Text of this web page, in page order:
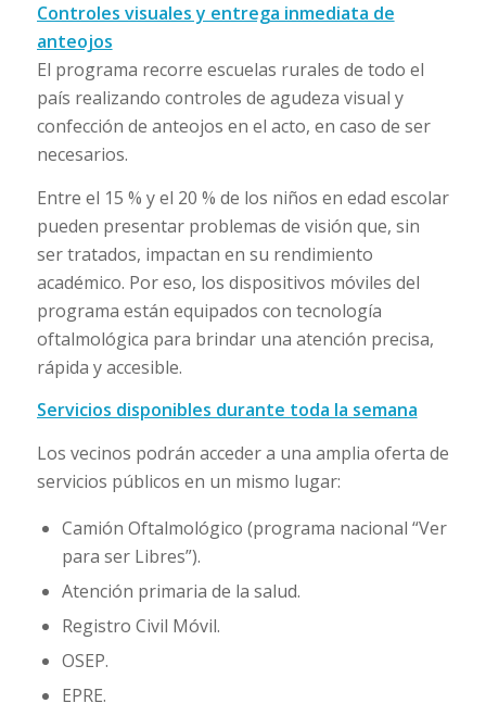
Controles visuales y entrega inmediata de
anteojos
El programa recorre escuelas rurales de todo el
país realizando controles de agudeza visual y
confección de anteojos en el acto, en caso de ser
necesarios.
Entre el 15 % y el 20 % de los niños en edad escolar
pueden presentar problemas de visión que, sin
ser tratados, impactan en su rendimiento
académico. Por eso, los dispositivos móviles del
programa están equipados con tecnología
oftalmológica para brindar una atención precisa,
rápida y accesible.
Servicios disponibles durante toda la semana
Los vecinos podrán acceder a una amplia oferta de
servicios públicos en un mismo lugar:
Camión Oftalmológico (programa nacional “Ver
para ser Libres”).
Atención primaria de la salud.
Registro Civil Móvil.
OSEP.
EPRE.